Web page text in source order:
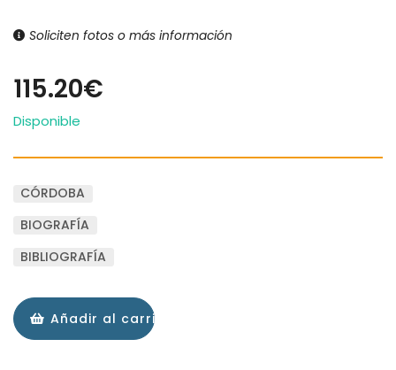
Soliciten fotos o más información
115.20€
Disponible
CÓRDOBA
BIOGRAFÍA
BIBLIOGRAFÍA
Añadir al carrito